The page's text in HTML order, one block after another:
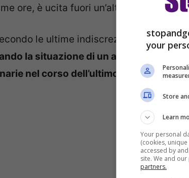
ore, è ucita fuori un’altra pista per il
le ultime indiscrezioni raccolte
la situazione di un altro grande
nel corso dell’ultimo campionato di
your
Store
Learn
Your personal
(cookies,
accessed by
site. We and
partners.